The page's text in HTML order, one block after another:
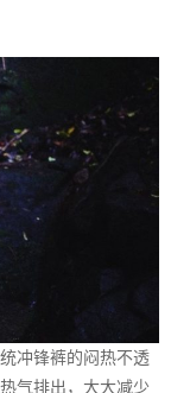
冲锋裤的闷热不透
气排出，大大减少